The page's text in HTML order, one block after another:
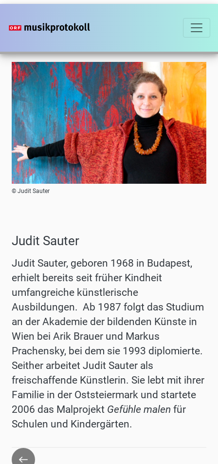
Direkt
zum
Foto
© Judit Sauter
Judit Sauter
Judit Sauter, geboren 1968 in Budapest,
erhielt bereits seit früher Kindheit
umfangreiche künstlerische
Ausbildungen. Ab 1987 folgt das Studium
an der Akademie der bildenden Künste in
Wien bei Arik Brauer und Markus
Prachensky, bei dem sie 1993 diplomierte.
Seither arbeitet Judit Sauter als
freischaffende Künstlerin. Sie lebt mit ihrer
Familie in der Oststeiermark und startete
2006 das Malprojekt Gefühle malen für
Schulen und Kindergärten.
Zurück